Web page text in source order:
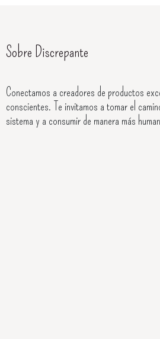
Sobre Discrepante
Conectamos a creadores de productos
conscientes. Te invitamos a tomar el
sistema y a consumir de manera más